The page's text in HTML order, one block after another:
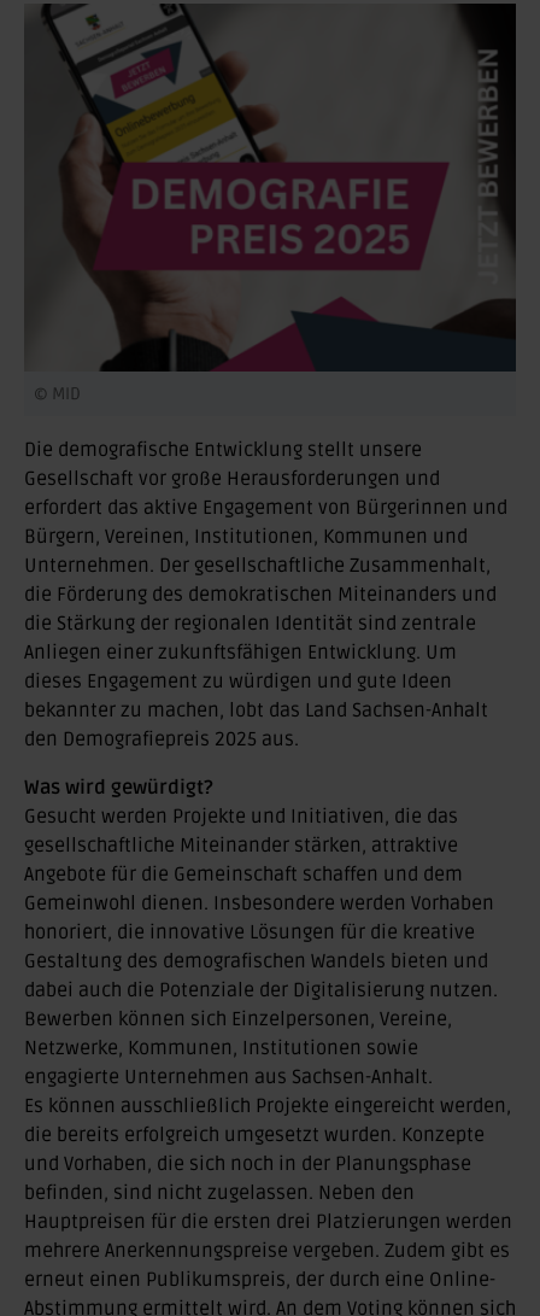
© MID
Die demografische Entwicklung stellt unsere
Gesellschaft vor große Herausforderungen und
erfordert das aktive Engagement von Bürgerinnen und
Bürgern, Vereinen, Institutionen, Kommunen und
Unternehmen. Der gesellschaftliche Zusammenhalt,
die Förderung des demokratischen Miteinanders und
die Stärkung der regionalen Identität sind zentrale
Anliegen einer zukunftsfähigen Entwicklung. Um
dieses Engagement zu würdigen und gute Ideen
bekannter zu machen, lobt das Land Sachsen-Anhalt
den Demografiepreis 2025 aus.
Was wird gewürdigt?
Gesucht werden Projekte und Initiativen, die das
gesellschaftliche Miteinander stärken, attraktive
Angebote für die Gemeinschaft schaffen und dem
Gemeinwohl dienen. Insbesondere werden Vorhaben
honoriert, die innovative Lösungen für die kreative
Gestaltung des demografischen Wandels bieten und
dabei auch die Potenziale der Digitalisierung nutzen.
Bewerben können sich Einzelpersonen, Vereine,
Netzwerke, Kommunen, Institutionen sowie
engagierte Unternehmen aus Sachsen-Anhalt.
Es können ausschließlich Projekte eingereicht werden,
die bereits erfolgreich umgesetzt wurden. Konzepte
und Vorhaben, die sich noch in der Planungsphase
befinden, sind nicht zugelassen. Neben den
Hauptpreisen für die ersten drei Platzierungen werden
mehrere Anerkennungspreise vergeben. Zudem gibt es
erneut einen Publikumspreis, der durch eine Online-
Abstimmung ermittelt wird. An dem Voting können sich